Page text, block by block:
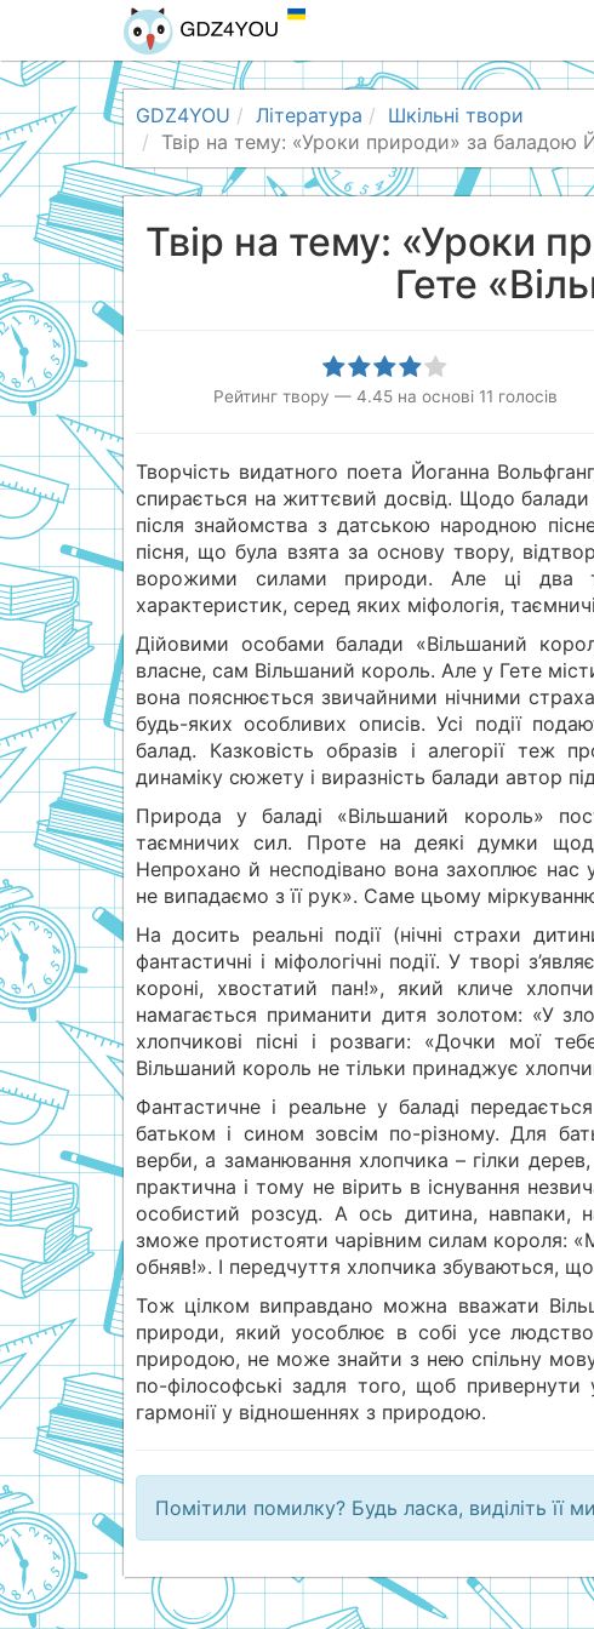
GDZ4YOU Література
Шкільні твори
Твір на тему: «Уроки природи» за баладою
Твір на тему: «Уроки
Гете
Рейтинг твору — 4.45 на основі 11 голосів
Творчість видатного поета Йоганна
спирається на життєвий досвід. Щодо
після знайомства з датською народною
пісня, що була взята за основу твору,
ворожими силами природи. Але ці два
характеристик, серед яких міфологія,
Дійовими особами балади «Вільшаний
власне, сам Вільшаний король. Але у Гете
вона пояснюється звичайними нічними
будь-яких особливих описів. Усі події
балад. Казковість образів і алегорії теж
динаміку сюжету і виразність балади автор
Природа у баладі «Вільшаний король»
таємничих сил. Проте на деякі думки
Непрохано й несподівано вона захоплює нас
не випадаємо з її рук». Саме цьому
На досить реальні події (нічні страхи
фантастичні і міфологічні події. У творі
короні, хвостатий пан!», який кличе
намагається приманити дитя золотом: «У
хлопчикові пісні і розваги: «Дочки мої
Вільшаний король не тільки принаджує
Фантастичне і реальне у баладі
батьком і сином зовсім по-різному. Для
верби, а заманювання хлопчика – гілки
практична і тому не вірить в існування
особистий розсуд. А ось дитина, навпаки,
зможе протистояти чарівним силам короля:
обняв!». І передчуття хлопчика збуваються,
Тож цілком виправдано можна вважати
природи, який уособлює в собі усе
природою, не може знайти з нею спільну
по-філософські задля того, щоб
гармонії у відношеннях з природою.
Помітили помилку? Будь ласка, виділіть її